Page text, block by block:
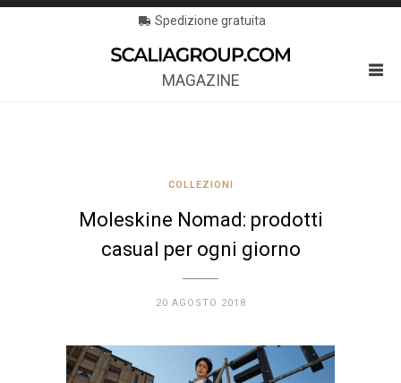
Spedizione gratuita
MAGAZINE
COLLEZIONI
Moleskine Nomad: prodotti
casual per ogni giorno
20 AGOSTO 2018